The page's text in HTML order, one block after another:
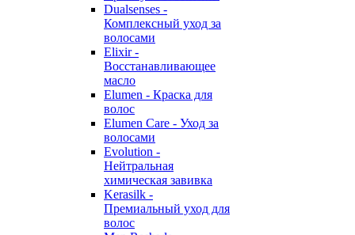
Dualsenses -
Комплексный уход за
волосами
Elixir -
Восстанавливающее
масло
Elumen - Краска для
волос
Elumen Care - Уход за
волосами
Evolution -
Нейтральная
химическая завивка
Kerasilk -
Премиальный уход для
волос